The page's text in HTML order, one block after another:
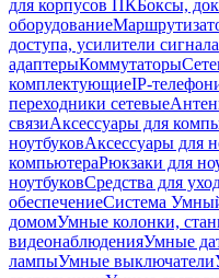
для корпусов ПКБоксы,
оборудование
доступа, усилители сигнала
адаптерыКоммутаторы
комплектующиеIP-
переходники сетевые
связиАксессуары для
ноутбуковАксессуары для
компьютераРюкзаки для
ноутбуковСредства для
обеспечениеСистема
домомУмные колонки,
видеонаблюденияУмные
лампыУмные выключатели